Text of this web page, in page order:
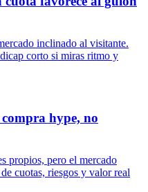
inclinado al visitante.
corto si miras ritmo y
hype, no
propios, pero el mercado
cuotas, riesgos y valor real